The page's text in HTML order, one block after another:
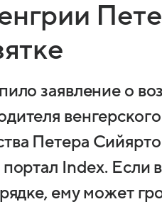
заявление о
венгерского
Петера
Index. Если
ему может